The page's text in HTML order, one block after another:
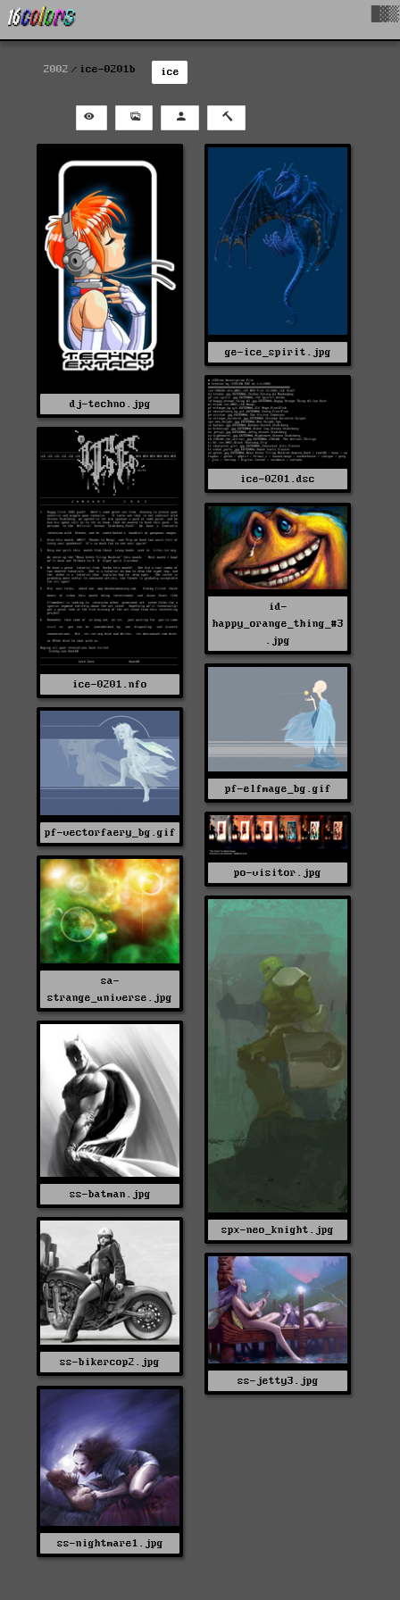
2002 ice-0201b ice
dj-techno.jpg
ge-ice_spirit.jpg
ice-0201.dsc
ice-0201.nfo
id-
happy_orange_thing_#3
.jpg
pf-elfmage_bg.gif
pf-vectorfaery_bg.gif
po-visitor.jpg
sa-
strange_universe.jpg
spx-neo_knight.jpg
ss-batman.jpg
ss-bikercop2.jpg
ss-jetty3.jpg
ss-nightmare1.jpg